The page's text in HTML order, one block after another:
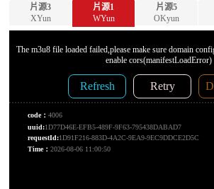
片源3
XYun
片源1
WYun
片源5
OKyun